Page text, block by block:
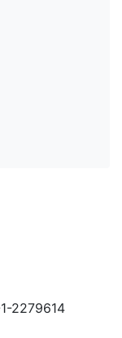
2279614